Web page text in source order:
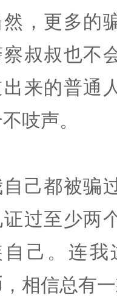
然，更多的
察叔叔也不
出来的普通
吱声。
己都被骗
证过至少两
自己。连我
相信总有